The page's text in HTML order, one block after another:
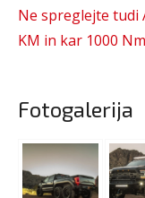
Ne spreglejte tudi
KM in kar 1000
Fotogalerija